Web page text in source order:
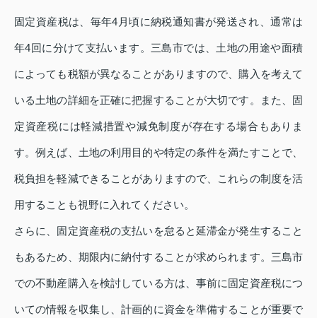
固定資産税は、毎年4月頃に納税通知書が発送され、通常は
年4回に分けて支払います。三島市では、土地の用途や面積
によっても税額が異なることがありますので、購入を考えて
いる土地の詳細を正確に把握することが大切です。また、固
定資産税には軽減措置や減免制度が存在する場合もありま
す。例えば、土地の利用目的や特定の条件を満たすことで、
税負担を軽減できることがありますので、これらの制度を活
用することも視野に入れてください。
さらに、固定資産税の支払いを怠ると延滞金が発生すること
もあるため、期限内に納付することが求められます。三島市
での不動産購入を検討している方は、事前に固定資産税につ
いての情報を収集し、計画的に資金を準備することが重要で